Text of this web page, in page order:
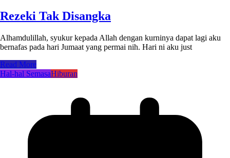
Rezeki Tak Disangka
Alhamdulillah, syukur kepada Allah dengan kurninya dapat lagi aku
bernafas pada hari Jumaat yang permai nih. Hari ni aku just
Read More
Hal-hal SemasaHiburan